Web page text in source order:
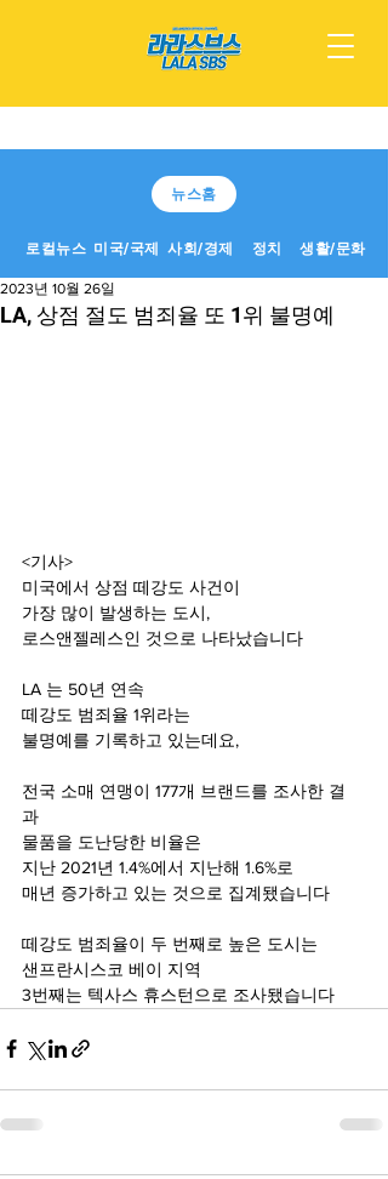
뉴스홈
로컬뉴스 미국/국제 사회/경제 정치 생활/문화
LA, 상점 절도 범죄율 또 1위 불명예
2023년 10월 26일
<기사>
미국에서 상점 떼강도 사건이
가장 많이 발생하는 도시,
로스앤젤레스인 것으로 나타났습니다
LA 는 50년 연속
떼강도 범죄율 1위라는
불명예를 기록하고 있는데요,
전국 소매 연맹이 177개 브랜드를 조사한 결
과
물품을 도난당한 비율은
지난 2021년 1.4%에서 지난해 1.6%로
매년 증가하고 있는 것으로 집계됐습니다
떼강도 범죄율이 두 번째로 높은 도시는
샌프란시스코 베이 지역
3번째는 텍사스 휴스턴으로 조사됐습니다